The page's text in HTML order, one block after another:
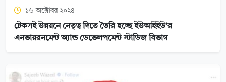
১৬ অক্টোবর ২০২৪
টেকসই উন্নয়নে নেতৃত্ব দিতে তৈরি হচ্ছে ইউআইইউ’র
এনভায়রনমেন্ট অ্যান্ড ডেভেলপমেন্ট স্টাডিজ বিভাগ